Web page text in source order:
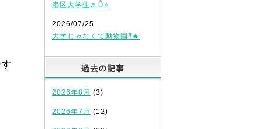
港区大学生♬ੈ⟡
2026/07/25
大学じゃなくて動物園⁈🐐
2026年8月 (3)
2026年7月 (12)